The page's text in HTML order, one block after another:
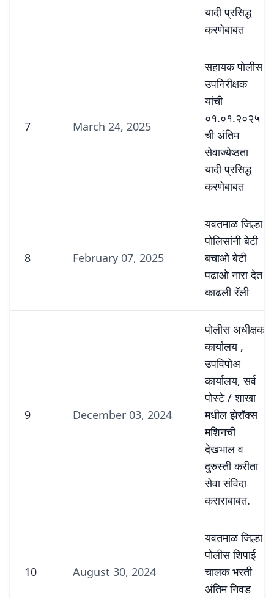
यादी प्रसिद्ध
करणेबाबत
7 March 24, 2025
सहायक पोलीस
उपनिरीक्षक
यांची
०१.०१.२०२५
ची अंतिम
सेवाज्येष्ठता
यादी प्रसिद्ध
करणेबाबत
8 February 07, 2025
यवतमाळ जिल्हा
पोलिसांनी बेटी
बचाओ बेटी
पढाओ नारा देत
काढली रॅली
9 December 03, 2024
पोलीस अधीक्षक
कार्यालय ,
उपविपोअ
कार्यालय, सर्व
पोस्टे / शाखा
मधील झेरॉक्स
मशिनची
देखभाल व
दुरुस्ती करीता
सेवा संविदा
कराराबाबत.
10 August 30, 2024
यवतमाळ जिल्हा
पोलीस शिपाई
चालक भरती
अंतिम निवड